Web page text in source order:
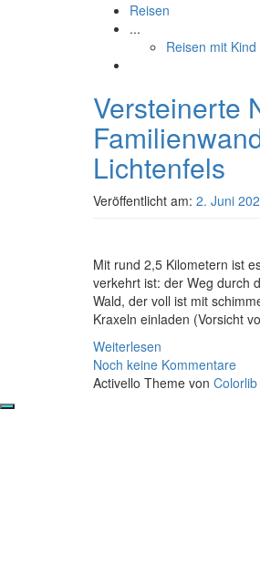
Reisen
...
Reisen mit Kind
Versteinerte
Lichtenfels
Veröffentlicht am: 2. Juni
Mit rund 2,5 Kilometern ist
verkehrt ist: der Weg durch
Wald, der voll ist mit
Kraxeln einladen (Vorsicht
Weiterlesen
Noch keine Kommentare
Activello Theme von Colorlib